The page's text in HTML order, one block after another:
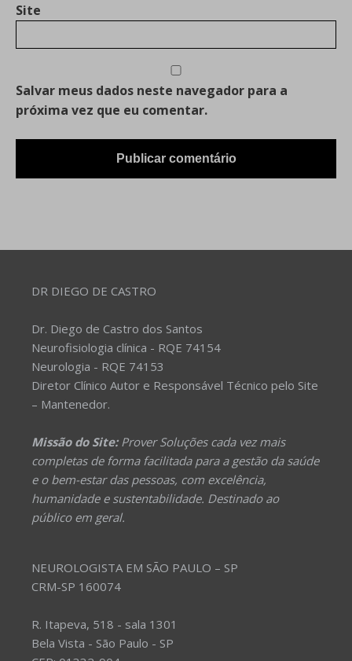
Site
Salvar meus dados neste navegador para a
próxima vez que eu comentar.
DR DIEGO DE CASTRO
Dr. Diego de Castro dos Santos
Neurofisiologia clínica - RQE 74154
Neurologia - RQE 74153
Diretor Clínico Autor e Responsável Técnico pelo Site
– Mantenedor.
Missão do Site:Prover Soluções cada vez mais
completas de forma facilitada para a gestão da saúde
e o bem-estar das pessoas, com excelência,
humanidade e sustentabilidade. Destinado ao
público em geral.
NEUROLOGISTA EM SÃO PAULO – SP
CRM-SP 160074
R. Itapeva, 518 - sala 1301
Bela Vista - São Paulo - SP